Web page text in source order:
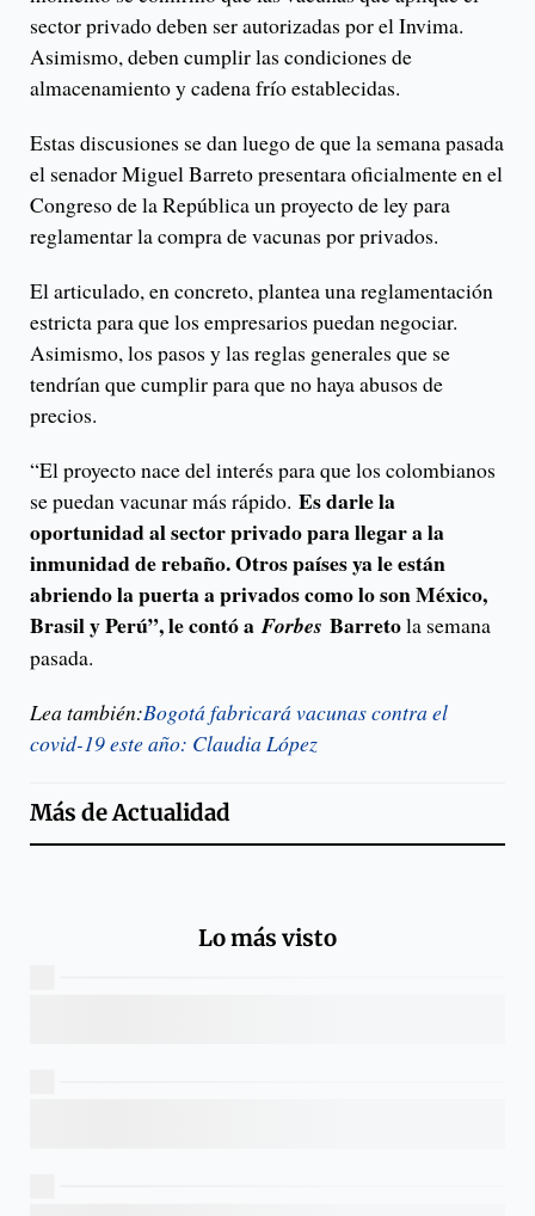
sector privado deben ser autorizadas por el Invima.
Asimismo, deben cumplir las condiciones de
almacenamiento y cadena frío establecidas.
Estas discusiones se dan luego de que la semana pasada
el senador Miguel Barreto presentara oficialmente en el
Congreso de la República un proyecto de ley para
reglamentar la compra de vacunas por privados.
El articulado, en concreto, plantea una reglamentación
estricta para que los empresarios puedan negociar.
Asimismo, los pasos y las reglas generales que se
tendrían que cumplir para que no haya abusos de
precios.
“El proyecto nace del interés para que los colombianos
se puedan vacunar más rápido. Es darle la
oportunidad al sector privado para llegar a la
inmunidad de rebaño. Otros países ya le están
abriendo la puerta a privados como lo son México,
Brasil y Perú”, le contó aForbes Barretola semana
pasada.
Lea también:Bogotá fabricará vacunas contra el
covid-19 este año: Claudia López
Más deActualidad
Lo más visto